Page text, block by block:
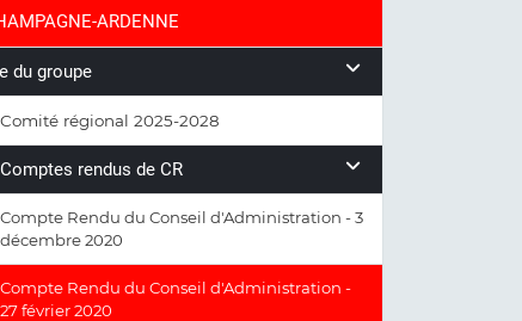
ARDENNE
du groupe
Comité régional 2025-2028
Comptes rendus de CR
Compte Rendu du Conseil d'Administration - 3
décembre 2020
Compte Rendu du Conseil d'Administration -
27 février 2020